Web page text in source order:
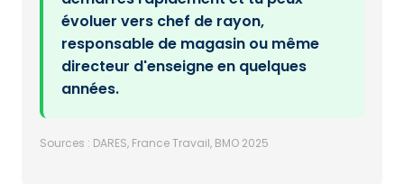
évoluer vers chef de rayon,
responsable de magasin ou même
directeur d'enseigne en quelques
années.
Sources : DARES, France Travail, BMO 2025